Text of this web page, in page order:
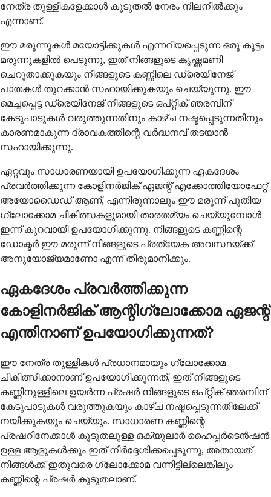
നേത്ര തുള്ളികളേക്കാൾ കൂടുതൽ നേരം നിലനിൽക്കും
എന്നാണ്.
ഈ മരുന്നുകൾ മയോട്ടിക്കുകൾ എന്നറിയപ്പെടുന്ന ഒരു കൂട്ടം
മരുന്നുകളിൽ പെടുന്നു, ഇത് നിങ്ങളുടെ കൃഷ്ണമണി
ചെറുതാക്കുകയും നിങ്ങളുടെ കണ്ണിലെ ഡ്രെയിനേജ്
പാതകൾ തുറക്കാൻ സഹായിക്കുകയും ചെയ്യുന്നു. ഈ
മെച്ചപ്പെട്ട ഡ്രെയിനേജ് നിങ്ങളുടെ ഒപ്റ്റിക് ഞരമ്പിന്
കേടുപാടുകൾ വരുത്തുന്നതിനും കാഴ്ച നഷ്ടപ്പെടുന്നതിനും
കാരണമാകുന്ന ദ്രാവകത്തിന്റെ വർദ്ധനവ് തടയാൻ
സഹായിക്കുന്നു.
ഏറ്റവും സാധാരണയായി ഉപയോഗിക്കുന്ന ഏകദേശം
പ്രവർത്തിക്കുന്ന കോളിനർജിക് ഏജന്റ് എക്കോത്തിയോഫേറ്റ്
അയോഡൈഡ് ആണ്, എന്നിരുന്നാലും ഈ മരുന്ന് പുതിയ
ഗ്ലോക്കോമ ചികിത്സകളുമായി താരതമ്യം ചെയ്യുമ്പോൾ
ഇന്ന് കുറവായി ഉപയോഗിക്കുന്നു. നിങ്ങളുടെ കണ്ണിന്റെ
ഡോക്ടർ ഈ മരുന്ന് നിങ്ങളുടെ പ്രത്യേക അവസ്ഥയ്ക്ക്
അനുയോജ്യമാണോ എന്ന് തീരുമാനിക്കും.
ഏകദേശം പ്രവർത്തിക്കുന്ന
കോളിനർജിക് ആന്റിഗ്ലോക്കോമ ഏജന്റ്
എന്തിനാണ് ഉപയോഗിക്കുന്നത്?
ഈ നേത്ര തുള്ളികൾ പ്രധാനമായും ഗ്ലോക്കോമ
ചികിത്സിക്കാനാണ് ഉപയോഗിക്കുന്നത്, ഇത് നിങ്ങളുടെ
കണ്ണിനുള്ളിലെ ഉയർന്ന പ്രഷർ നിങ്ങളുടെ ഒപ്റ്റിക് ഞരമ്പിന്
കേടുപാടുകൾ വരുത്തുകയും കാഴ്ച നഷ്ടപ്പെടുന്നതിലേക്ക്
നയിക്കുകയും ചെയ്യും. സാധാരണ കണ്ണിന്റെ
പ്രഷറിനേക്കാൾ കൂടുതലുള്ള ഒക്യുലാർ ഹൈപ്പർടെൻഷൻ
ഉള്ള ആളുകൾക്കും ഇത് നിർദ്ദേശിക്കപ്പെടുന്നു, അതായത്
നിങ്ങൾക്ക് ഇതുവരെ ഗ്ലോക്കോമ വന്നിട്ടില്ലെങ്കിലും
കണ്ണിന്റെ പ്രഷർ കൂടുതലാണ്.